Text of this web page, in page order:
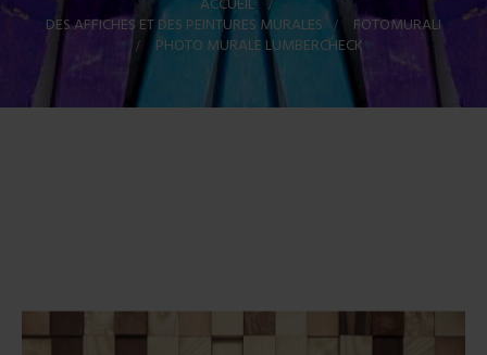
DES AFFICHES ET DES PEINTURES MURALES >
FOTOMURALI
>
PHOTO MURALE LUMBERCHECK